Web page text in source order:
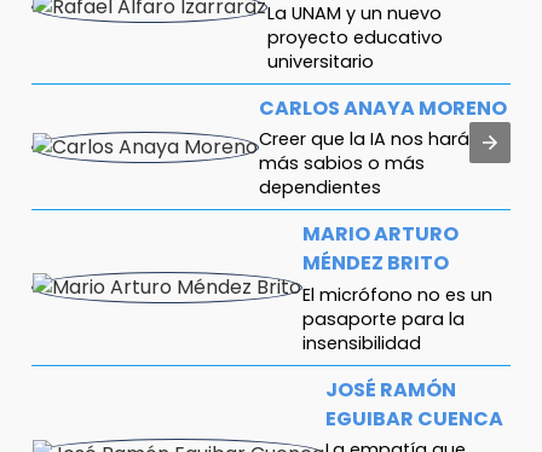
La UNAM y un nuevo
proyecto educativo
universitario
CARLOS ANAYA MORENO
Creer que la IA nos hará
más sabios o más
dependientes
MARIO ARTURO
MÉNDEZ BRITO
El micrófono no es un
pasaporte para la
insensibilidad
JOSÉ RAMÓN
EGUIBAR CUENCA